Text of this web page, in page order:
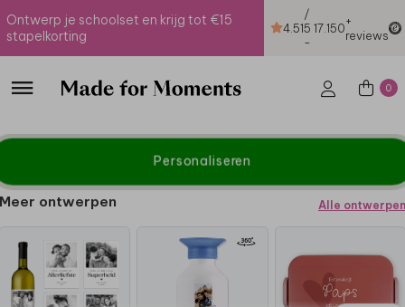
Ontwerp je schoolset en krijg tot €15
stapelkorting
4.51
/
5
-
17.150+
reviews
0
Personaliseren
Meer ontwerpen Alle ontwerpen